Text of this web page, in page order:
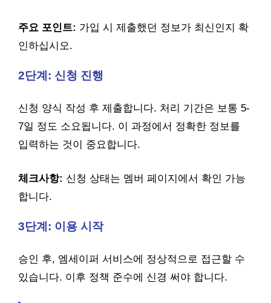
주요 포인트: 가입 시 제출했던 정보가 최신인지 확
인하십시오.
2단계: 신청 진행
신청 양식 작성 후 제출합니다. 처리 기간은 보통 5-
7일 정도 소요됩니다. 이 과정에서 정확한 정보를
입력하는 것이 중요합니다.
체크사항: 신청 상태는 멤버 페이지에서 확인 가능
합니다.
3단계: 이용 시작
승인 후, 엠세이퍼 서비스에 정상적으로 접근할 수
있습니다. 이후 정책 준수에 신경 써야 합니다.